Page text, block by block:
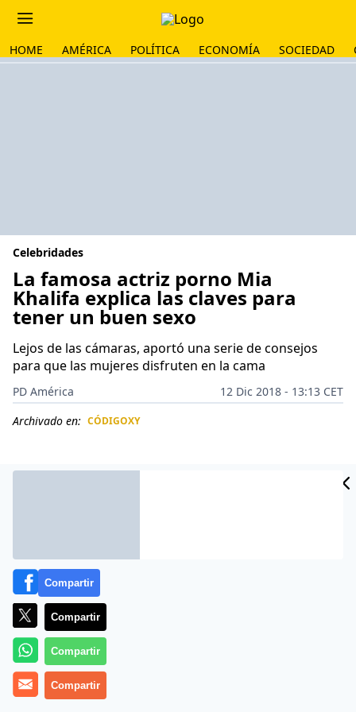
HOME AMÉRICA POLÍTICA ECONOMÍA SOCIEDAD
Celebridades
La famosa actriz porno Mia
Khalifa explica las claves para
tener un buen sexo
Lejos de las cámaras, aportó una serie de consejos
para que las mujeres disfruten en la cama
PD América
12 Dic 2018 - 13:13 CET
Archivado en: CÓDIGOXY
Mia Khalifaposee uno de los
reconocibles en la industria del porno.
Compartir
Compartir
Compartir
Compartir